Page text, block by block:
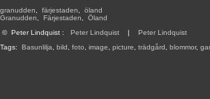
granudden
färjestaden
öland
Granudden
Färjestaden
Öland
© Peter Lindquist : Peter Lindquist | Peter Lindquist
Tags: Basunlilja bild foto image picture trädgård blommor,